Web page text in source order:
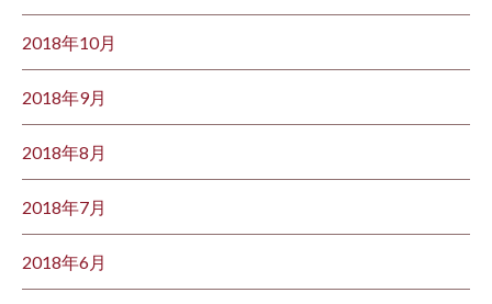
2018年10月
2018年9月
2018年8月
2018年7月
2018年6月